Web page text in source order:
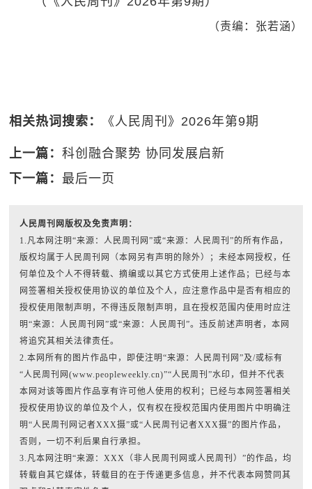
（责编：张若涵）
相关热词搜索： 《人民周刊》2026年第9期
上一篇：科创融合聚势 协同发展启新
下一篇：最后一页
人民周刊网版权及免责声明：
1.凡本网注明“来源：人民周刊网”或“来源：人民周刊”的所有作品，
版权均属于人民周刊网（本网另有声明的除外）；未经本网授权，任
何单位及个人不得转载、摘编或以其它方式使用上述作品；已经与本
网签署相关授权使用协议的单位及个人，应注意作品中是否有相应的
授权使用限制声明，不得违反限制声明，且在授权范围内使用时应注
明“来源：人民周刊网”或“来源：人民周刊”。违反前述声明者，本网
将追究其相关法律责任。
2.本网所有的图片作品中，即使注明“来源：人民周刊网”及/或标有
“人民周刊网(www.peopleweekly.cn)”“人民周刊”水印，但并不代表
本网对该等图片作品享有许可他人使用的权利；已经与本网签署相关
授权使用协议的单位及个人，仅有权在授权范围内使用图片中明确注
明“人民周刊网记者XXX摄”或“人民周刊记者XXX摄”的图片作品，
否则，一切不利后果自行承担。
3.凡本网注明“来源：XXX（非人民周刊网或人民周刊）”的作品，均
转载自其它媒体，转载目的在于传递更多信息，并不代表本网赞同其